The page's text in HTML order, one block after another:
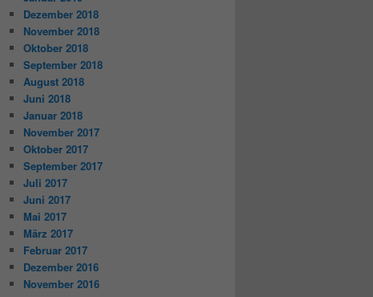
Dezember 2018
November 2018
Oktober 2018
September 2018
August 2018
Juni 2018
Januar 2018
November 2017
Oktober 2017
September 2017
Juli 2017
Juni 2017
Mai 2017
März 2017
Februar 2017
Dezember 2016
November 2016